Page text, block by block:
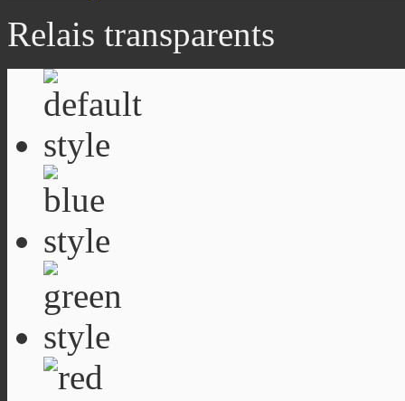
Relais transparents